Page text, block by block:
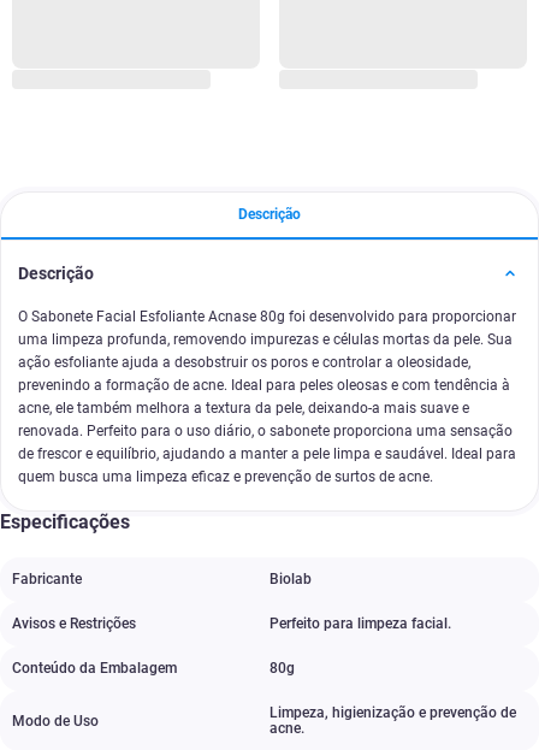
Descrição
Descrição
O Sabonete Facial Esfoliante Acnase 80g foi desenvolvido para proporcionar
uma limpeza profunda, removendo impurezas e células mortas da pele. Sua
ação esfoliante ajuda a desobstruir os poros e controlar a oleosidade,
prevenindo a formação de acne. Ideal para peles oleosas e com tendência à
acne, ele também melhora a textura da pele, deixando-a mais suave e
renovada. Perfeito para o uso diário, o sabonete proporciona uma sensação
de frescor e equilíbrio, ajudando a manter a pele limpa e saudável. Ideal para
quem busca uma limpeza eficaz e prevenção de surtos de acne.
Especificações
Fabricante Biolab
Avisos e Restrições Perfeito para limpeza facial.
Conteúdo da Embalagem 80g
Modo de Uso Limpeza, higienização e prevenção de
acne.